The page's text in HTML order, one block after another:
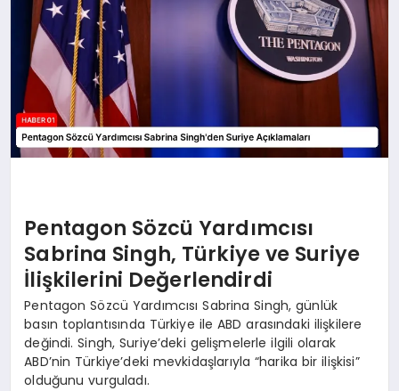
Pentagon Sözcü Yardımcısı
Sabrina Singh, Türkiye ve Suriye
İlişkilerini Değerlendirdi
Pentagon Sözcü Yardımcısı Sabrina Singh, günlük
basın toplantısında Türkiye ile ABD arasındaki ilişkilere
değindi. Singh, Suriye’deki gelişmelerle ilgili olarak
ABD’nin Türkiye’deki mevkidaşlarıyla “harika bir ilişkisi”
olduğunu vurguladı.